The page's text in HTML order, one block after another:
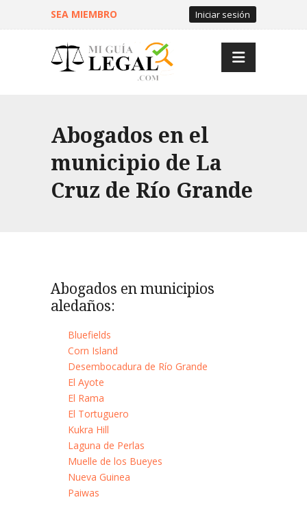
SEA MIEMBRO Iniciar sesión
Abogados en el
municipio de La
Cruz de Río Grande
Abogados en municipios
aledaños:
Bluefields
Corn Island
Desembocadura de Río Grande
El Ayote
El Rama
El Tortuguero
Kukra Hill
Laguna de Perlas
Muelle de los Bueyes
Nueva Guinea
Paiwas